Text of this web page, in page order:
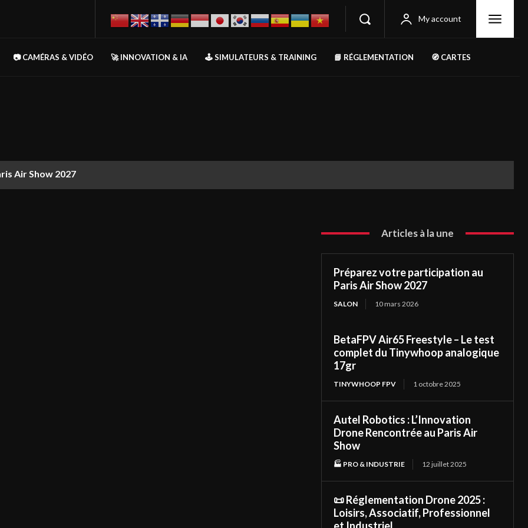
My account
📷 CAMÉRAS & VIDÉO 🚀 INNOVATION & IA 🕹️ SIMULATEURS & TRAINING 📘 RÉGLEMENTATION 🧭 CARTES
Air Show 2027
Articles à la une
Préparez votre participation au
Paris Air Show 2027
SALON 10 mars 2026
BetaFPV Air65 Freestyle – Le test
complet du Tinywhoop analogique
17gr
TINYWHOOP FPV 1 octobre 2025
Autel Robotics : L’Innovation
Drone Rencontrée au Paris Air
Show
🏭 PRO & INDUSTRIE 12 juillet 2025
📜 Réglementation Drone 2025 :
Loisirs, Associatif, Professionnel